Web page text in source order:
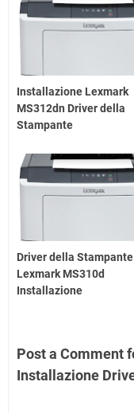
Installazione Lexmark
MS312dn Driver della
Stampante
Driver della Stampante
Lexmark MS310d
Installazione
Post a Comment
Installazione